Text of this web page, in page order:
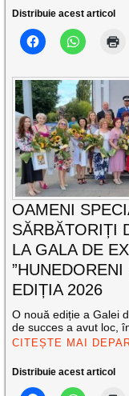
Distribuie acest articol
OAMENI
SĂRBĂTORIȚI
LA GALA DE
”HUNEDORENI
EDIȚIA 2026
O nouă ediție a Galei
de succes a avut loc,
CITEȘTE MAI
Distribuie acest articol